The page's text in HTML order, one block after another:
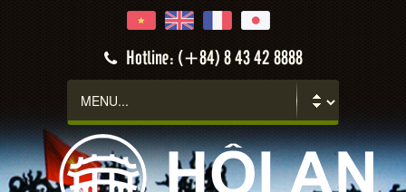
Hotline: (+84) 8 43 42 8888